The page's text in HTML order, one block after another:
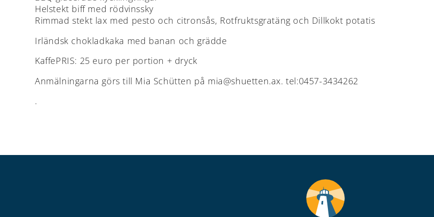
Helstekt biff med rödvinssky
Rimmad stekt lax med pesto och citronsås, Rotfruktsgratäng och Dillkokt potatis
Irländsk chokladkaka med banan och grädde
KaffePRIS: 25 euro per portion + dryck
Anmälningarna görs till Mia Schütten på mia@shuetten.ax. tel:0457-3434262
.